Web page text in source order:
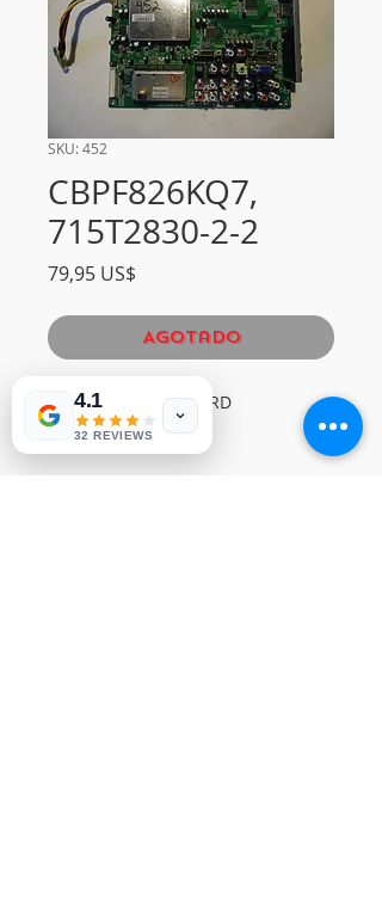
SKU: 452
CBPF826KQ7,
715T2830-2-2
79,95 US$
Agotado
INSIGNIA MAIN BOARD
NVP-452
4.1
32 REVIEWS